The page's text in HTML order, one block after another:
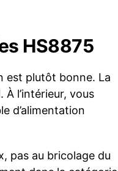
HS8875
est plutôt bonne. La
l’intérieur, vous
d’alimentation
pas au bricolage du